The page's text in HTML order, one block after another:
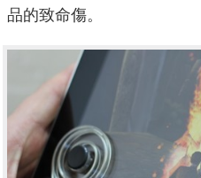
品的致命傷。